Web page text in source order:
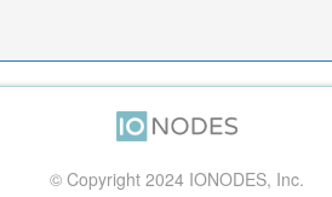
© Copyright 2024 IONODES, Inc.